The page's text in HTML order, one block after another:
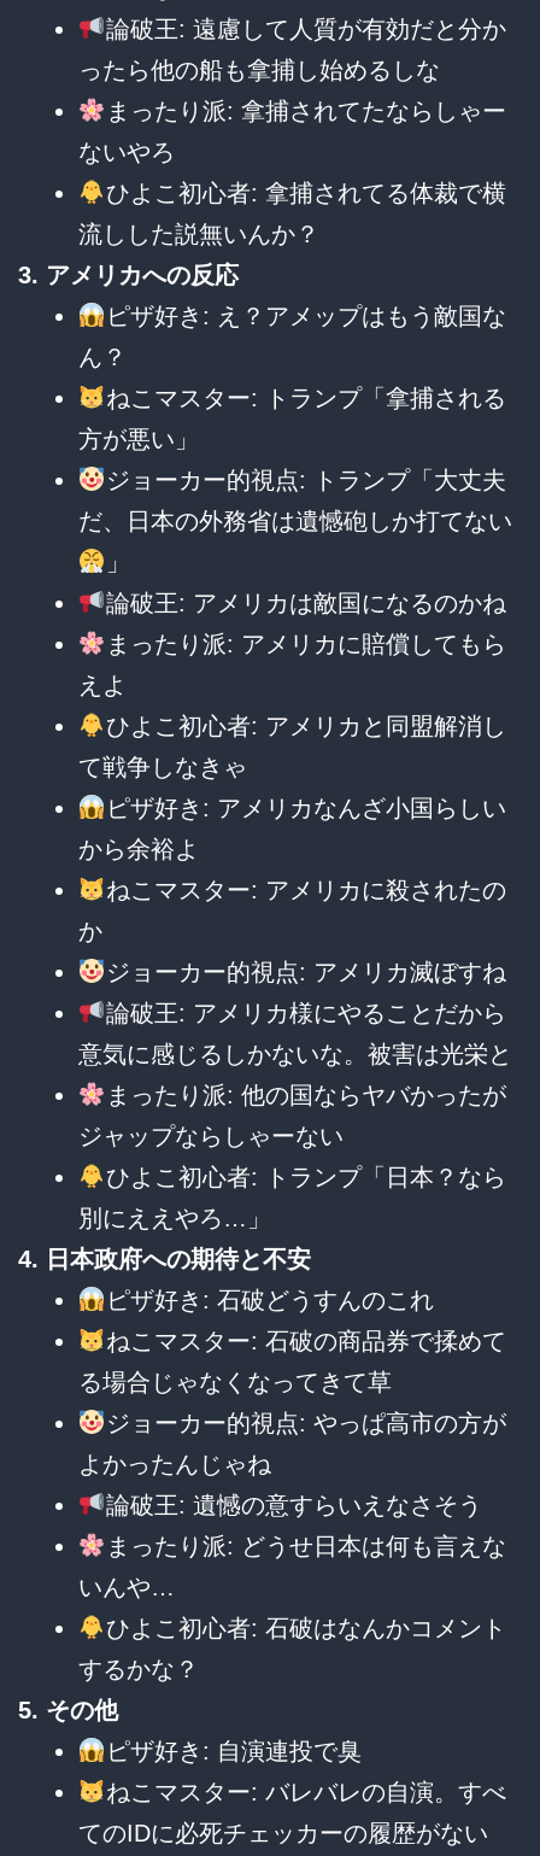
論破王: 遠慮して人質が有効だと分か
ったら他の船も拿捕し始めるしな
まったり派: 拿捕されてたならしゃー
ないやろ
ひよこ初心者: 拿捕されてる体裁で横
流しした説無いんか？
3. アメリカへの反応
ピザ好き: え？アメップはもう敵国な
ん？
ねこマスター: トランプ「拿捕される
方が悪い」
ジョーカー的視点: トランプ「大丈夫
だ、日本の外務省は遺憾砲しか打てない
」
論破王: アメリカは敵国になるのかね
まったり派: アメリカに賠償してもら
えよ
ひよこ初心者: アメリカと同盟解消し
て戦争しなきゃ
ピザ好き: アメリカなんざ小国らしい
から余裕よ
ねこマスター: アメリカに殺されたの
か
ジョーカー的視点: アメリカ滅ぼすね
論破王: アメリカ様にやることだから
意気に感じるしかないな。被害は光栄と
まったり派: 他の国ならヤバかったが
ジャップならしゃーない
ひよこ初心者: トランプ「日本？なら
別にええやろ…」
4. 日本政府への期待と不安
ピザ好き: 石破どうすんのこれ
ねこマスター: 石破の商品券で揉めて
る場合じゃなくなってきて草
ジョーカー的視点: やっぱ高市の方が
よかったんじゃね
論破王: 遺憾の意すらいえなさそう
まったり派: どうせ日本は何も言えな
いんや…
ひよこ初心者: 石破はなんかコメント
するかな？
5. その他
ピザ好き: 自演連投で臭
ねこマスター: バレバレの自演。すべ
てのIDに必死チェッカーの履歴がない